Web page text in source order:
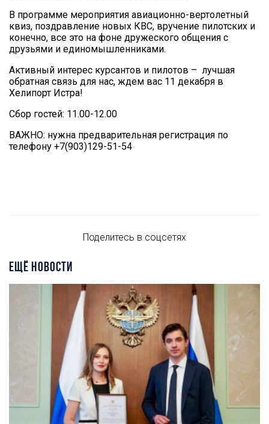
В программе мероприятия авиационно-вертолетный
квиз, поздравление новых КВС, вручение пилотских и
конечно, все это на фоне дружеского общения с
друзьями и единомышленниками.
Активный интерес курсантов и пилотов – лучшая
обратная связь для нас, ждем вас 11 декабря в
Хелипорт Истра!
Сбор гостей: 11.00-12.00
ВАЖНО: нужна предварительная регистрация по
телефону +7(903)129-51-54
Поделитесь в соцсетях
ЕЩЁ НОВОСТИ